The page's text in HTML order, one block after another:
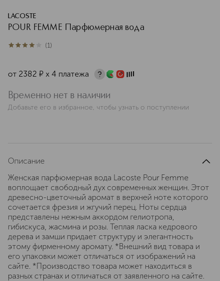
LACOSTE
POUR FEMME Парфюмерная вода
4из 51 (1)
от 2382 ¤ х 4 платежа
Временно нет в наличии
Добавьте его в избранное, чтобы узнать о поступлении
Описание
Женская парфюмерная вода Lacoste Pour Femme
воплощает свободный дух современных женщин. Этот
древесно-цветочный аромат в верхней ноте которого
сочетается фрезия и жгучий перец. Ноты сердца
представлены нежным аккордом гелиотропа,
гибискуса, жасмина и розы. Теплая ласка кедрового
дерева и замши придает структуру и элегантность
этому фирменному аромату. *Внешний вид товара и
его упаковки может отличаться от изображений на
сайте. *Производство товара может находиться в
разных странах и отличаться от заявленного на сайте.